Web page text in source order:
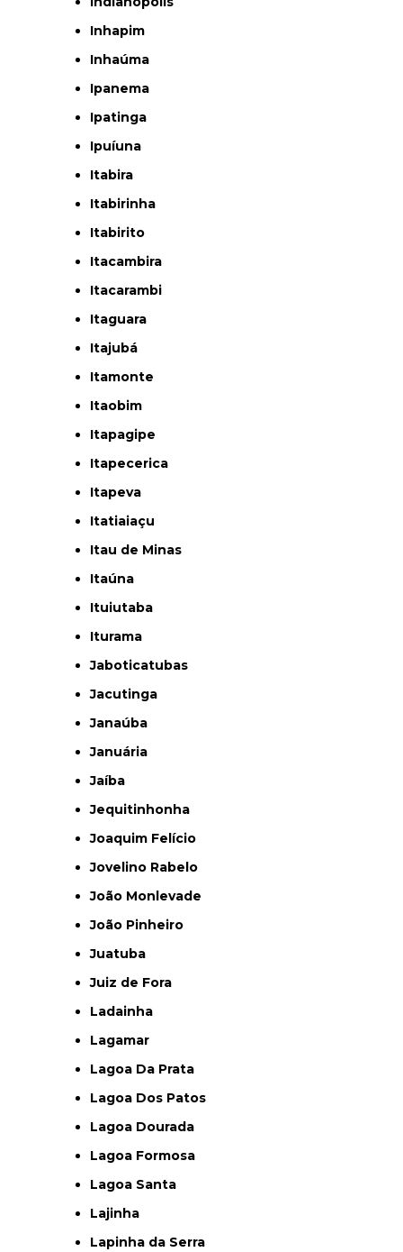
Inhapim
Inhaúma
Ipanema
Ipatinga
Ipuíuna
Itabira
Itabirinha
Itabirito
Itacambira
Itacarambi
Itaguara
Itajubá
Itamonte
Itaobim
Itapagipe
Itapecerica
Itapeva
Itatiaiaçu
Itau de Minas
Itaúna
Ituiutaba
Iturama
Jaboticatubas
Jacutinga
Janaúba
Januária
Jaíba
Jequitinhonha
Joaquim Felício
Jovelino Rabelo
João Monlevade
João Pinheiro
Juatuba
Juiz de Fora
Ladainha
Lagamar
Lagoa Da Prata
Lagoa Dos Patos
Lagoa Dourada
Lagoa Formosa
Lagoa Santa
Lajinha
Lapinha da Serra